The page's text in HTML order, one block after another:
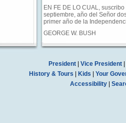
EN FE DE LO CUAL,
septiembre, año del Señor
primer año de la
GEORGE W. BUSH
President| Vice President|
History & Tours
Kids
Your
Accessibility